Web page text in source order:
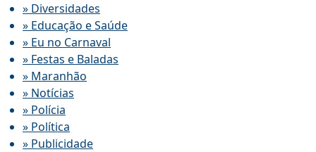
» Diversidades
» Educação e Saúde
» Eu no Carnaval
» Festas e Baladas
» Maranhão
» Notícias
» Polícia
» Política
» Publicidade